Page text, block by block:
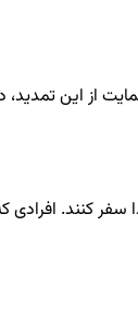
اوکراین برای سفرهای اضطراری